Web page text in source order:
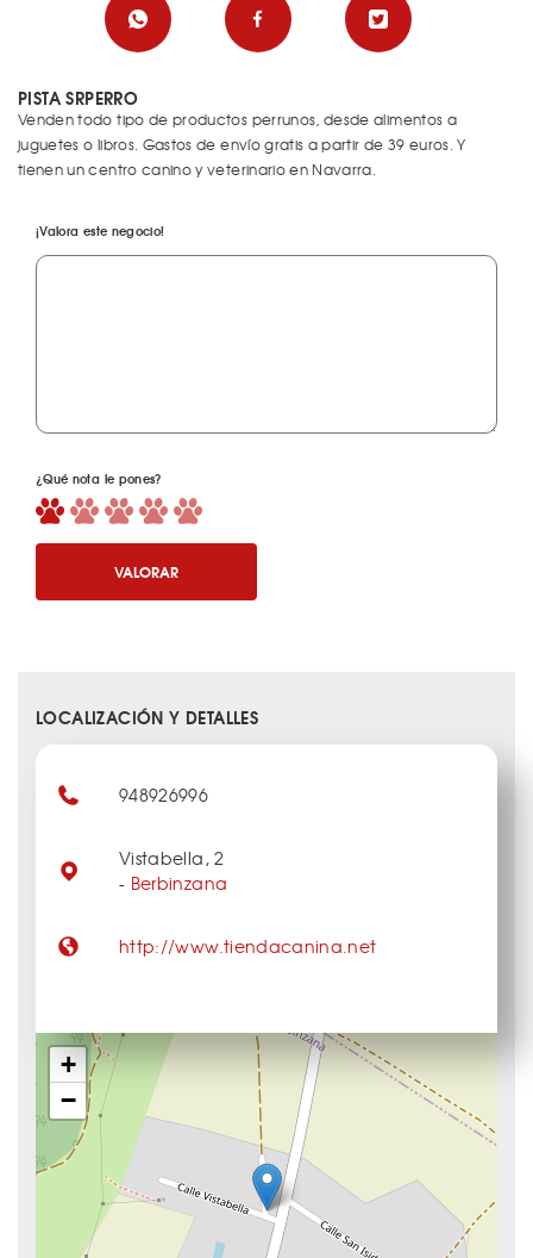
PISTA SRPERRO
Venden todo tipo de productos perrunos, desde alimentos a
juguetes o libros. Gastos de envío gratis a partir de 39 euros. Y
tienen un centro canino y veterinario en Navarra.
¡Valora este negocio!
¿Qué nota le pones?
VALORAR
LOCALIZACIÓN Y DETALLES
+
−
948926996
Vistabella, 2
- Berbinzana
http://www.tiendacanina.net